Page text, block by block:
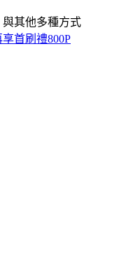
其他多種方式
首刷禮800P